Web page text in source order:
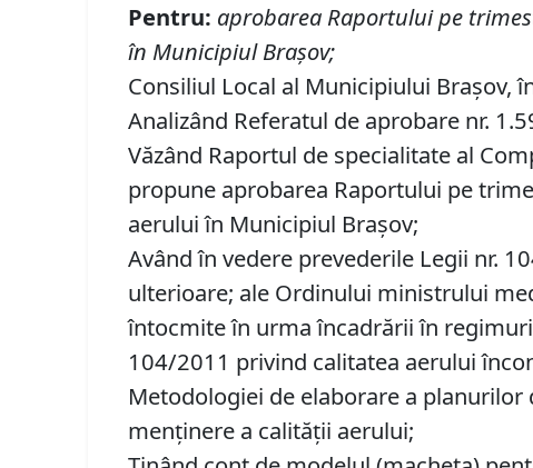
Pentru: aprobarea Raportului pe
în Municipiul Braşov;
Consiliul Local al Municipiului Brașov,
Analizând Referatul de aprobare nr.
Văzând Raportul de specialitate al
propune aprobarea Raportului pe
aerului în Municipiul Braşov;
Având în vedere prevederile Legii nr.
ulterioare; ale Ordinului ministrului
întocmite în urma încadrării în
104/2011 privind calitatea aerului
Metodologiei de elaborare a
menţinere a calităţii aerului;